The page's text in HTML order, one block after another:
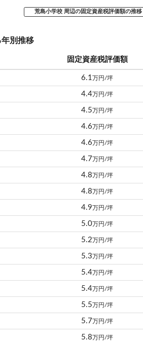
荒島小学校 周辺の固定資産税評価額の推移
別推移
固定資産税評価額
6.1 万円/坪
4.4 万円/坪
4.5 万円/坪
4.6 万円/坪
4.6 万円/坪
4.7 万円/坪
4.8 万円/坪
4.8 万円/坪
4.9 万円/坪
5.0 万円/坪
5.2 万円/坪
5.3 万円/坪
5.4 万円/坪
5.4 万円/坪
5.5 万円/坪
5.7 万円/坪
5.8 万円/坪